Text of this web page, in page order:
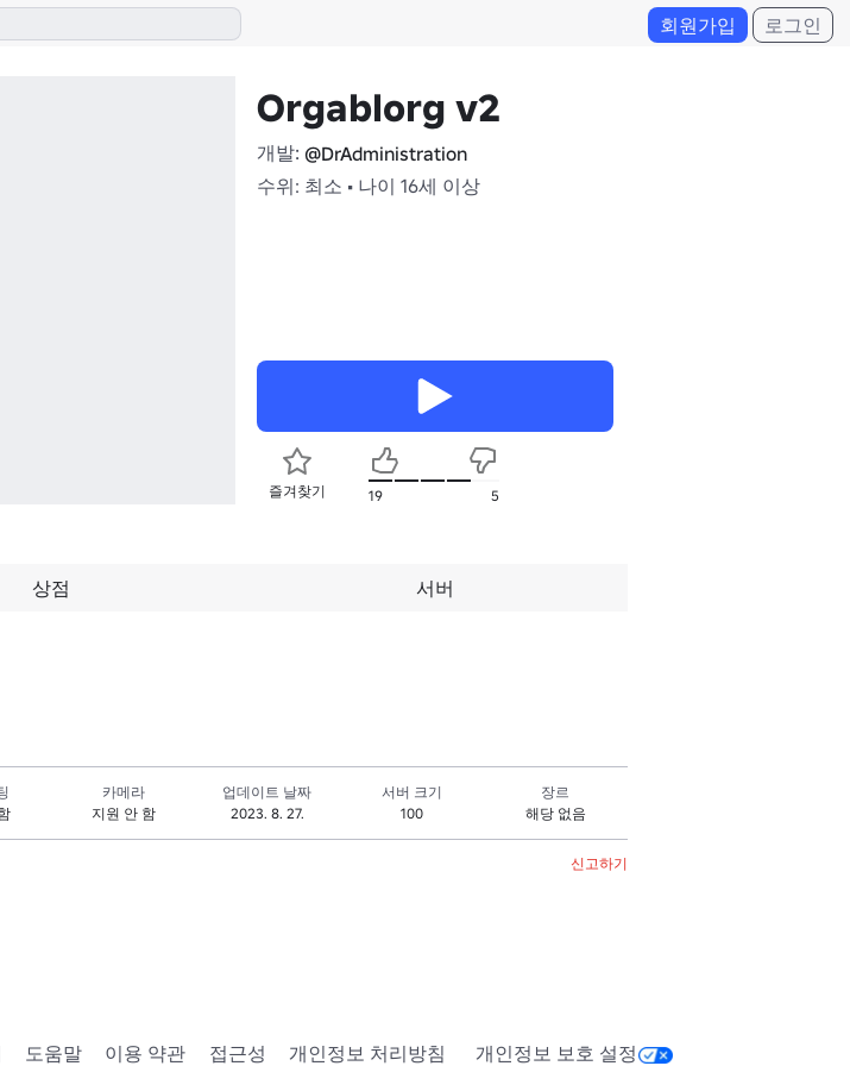
회원가입 로그인
Orgablorg v2
개발: @DrAdministration
수위: 최소 • 나이 16세 이상
즐겨찾기 19 5
상점 서버
카메라
지원 안 함
업데이트 날짜
2023. 8. 27.
서버 크기
100
장르
해당 없음
신고하기
도움말 이용 약관 접근성 개인정보 처리방침 개인정보 보호 설정